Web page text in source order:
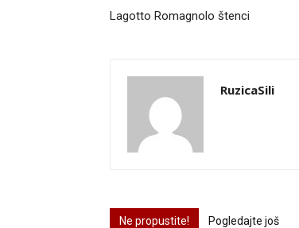
Lagotto Romagnolo štenci
RuzicaSili
Ne propustite! Pogledajte još